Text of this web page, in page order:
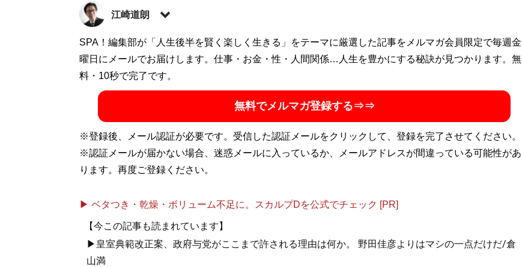
江崎道朗
（えざき・みちお）1962年、東京都生まれ。九州大学文学部哲学科卒業後、石原慎太郎衆議院議員の政
策担当秘書など、複数の国会議員政策スタッフを務め、安全保障やインテリジェンス、近現代史研究に
従事。主な著書に『知りたくないではすまされない
』『日本占領と「敗戦革命」の危機』『朝鮮戦争と日本・台湾「侵略」工作』『緒方竹虎と日本のイ
』(いずれもPHP新書)、『 日本外務省はソ連の対米工作を知っていた
インテリジェンスで読み解く 米中と経済安保
SPA！編集部が「人生後半を賢く楽しく生きる」をテーマに厳選した記事をメルマガ会員限定で毎週金
曜日にメールでお届けします。仕事・お金・性・人間関係…人生を豊かにする秘訣が見つかります。無
料・10秒で完了です。
無料でメルマガ登録する⇒⇒
※登録後、メール認証が必要です。受信した認証メールをクリックして、登録を完了させてください。
※認証メールが届かない場合、迷惑メールに入っているか、メールアドレスが間違っている可能性があ
ります。再度ご登録ください。
▶ ベタつき・乾燥・ボリューム不足に。スカルプDを公式でチェック [PR]
【今この記事も読まれています】
▶皇室典範改正案、政府与党がここまで許される理由は何か。 野田佳彦よりはマシの一点だけだ/倉
山満